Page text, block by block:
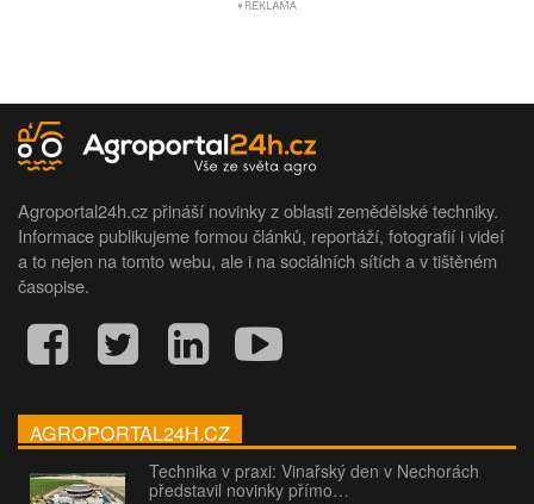
Agroportal24h.cz přináší novinky z oblasti zemědělské techniky.
Informace publikujeme formou článků, reportáží, fotografií i videí
a to nejen na tomto webu, ale i na sociálních sítích a v tištěném
časopise.
AGROPORTAL24H.CZ
Technika v praxi: Vinařský den v Nechorách
představil novinky přímo…